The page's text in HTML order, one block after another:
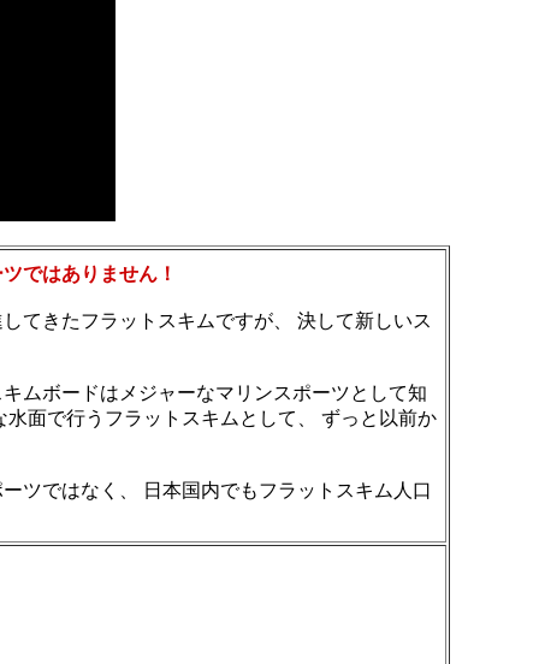
ではありません！
てきたフラットスキムですが、 決して新しいス
ムボードはメジャーなマリンスポーツとして知
面で行うフラットスキムとして、 ずっと以前か
ツではなく、 日本国内でもフラットスキム人口